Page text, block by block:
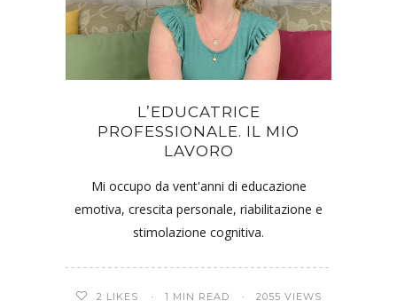
L’EDUCATRICE
PROFESSIONALE. IL MIO
LAVORO
Mi occupo da vent'anni di educazione
emotiva, crescita personale, riabilitazione e
stimolazione cognitiva.
2 LIKES 1 MIN READ 2055 VIEWS